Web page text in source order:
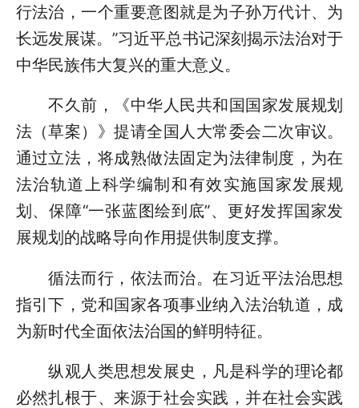
行法治，一个重要意图就是为子孙万代计、为
长远发展谋。”习近平总书记深刻揭示法治对于
中华民族伟大复兴的重大意义。
不久前，《中华人民共和国国家发展规划
法（草案）》提请全国人大常委会二次审议。
通过立法，将成熟做法固定为法律制度，为在
法治轨道上科学编制和有效实施国家发展规
划、保障“一张蓝图绘到底”、更好发挥国家发
展规划的战略导向作用提供制度支撑。
循法而行，依法而治。在习近平法治思想
指引下，党和国家各项事业纳入法治轨道，成
为新时代全面依法治国的鲜明特征。
纵观人类思想发展史，凡是科学的理论都
必然扎根于、来源于社会实践，并在社会实践